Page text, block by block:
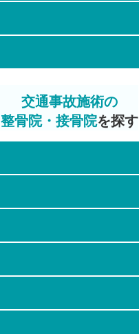
交通事故施術の
整骨院・接骨院を探す